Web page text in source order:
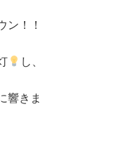
ン！！
し、
響きま